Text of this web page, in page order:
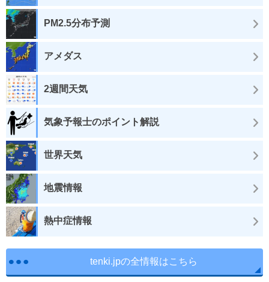
PM2.5分布予測
アメダス
2週間天気
気象予報士のポイント解説
世界天気
地震情報
熱中症情報
tenki.jpの全情報はこちら